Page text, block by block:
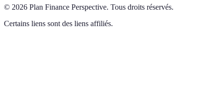
© 2026 Plan Finance Perspective. Tous droits réservés.
Certains liens sont des liens affiliés.